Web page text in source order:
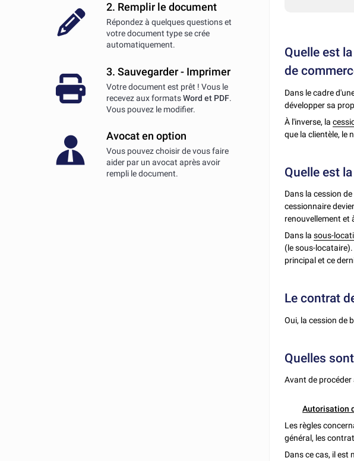
2. Remplir le document
Répondez à quelques questions et
votre document type se crée
automatiquement.
3. Sauvegarder - Imprimer
Votre document est prêt ! Vous le
recevez aux formatsWord et PDF.
Vous pouvez le modifier.
Avocat en option
Vous pouvez choisir de vous faire
aider par un avocat après avoir
rempli le document.
Quelle est
de
Dans le cadre
développer sa
À l'inverse, la
que la clientèle, le
Quelle est
Dans la cession
cessionnaire
renouvellement et
Dans lasous-
(le sous-
principal et ce
Le contrat
Oui, la cession de
Quelles
Avant de
Autorisation
Les règles
général, les
Dans ce cas, il est